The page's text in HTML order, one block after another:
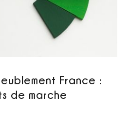
France :
de marche